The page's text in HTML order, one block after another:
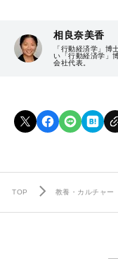
相良奈美香
「行動経済学」博
い「行動経済学」
会社代表。
TOP 教養・カルチャー